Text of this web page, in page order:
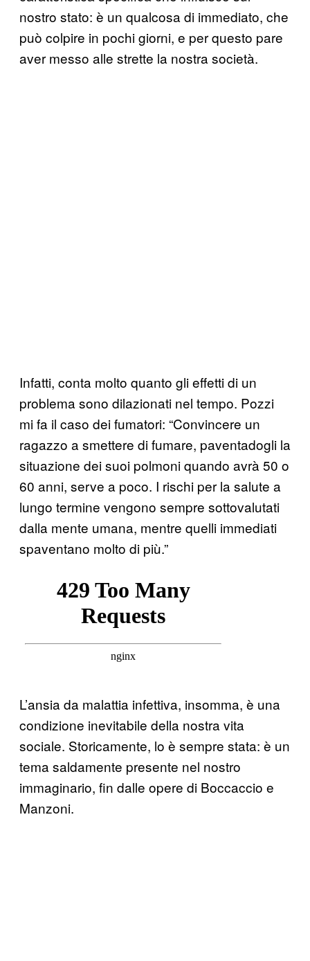
nostro stato: è un qualcosa di immediato, che
può colpire in pochi giorni, e per questo pare
aver messo alle strette la nostra società.
Infatti, conta molto quanto gli effetti di un
problema sono dilazionati nel tempo. Pozzi
mi fa il caso dei fumatori: “Convincere un
ragazzo a smettere di fumare, paventadogli la
situazione dei suoi polmoni quando avrà 50 o
60 anni, serve a poco. I rischi per la salute a
lungo termine vengono sempre sottovalutati
dalla mente umana, mentre quelli immediati
spaventano molto di più.”
L’ansia da malattia infettiva, insomma, è una
condizione inevitabile della nostra vita
sociale. Storicamente, lo è sempre stata: è un
tema saldamente presente nel nostro
immaginario, fin dalle opere di Boccaccio e
Manzoni.